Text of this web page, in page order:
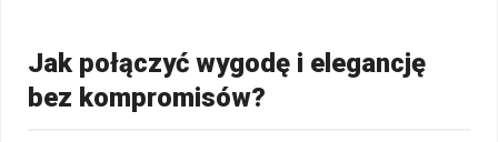
Jak połączyć wygodę i elegancję
bez kompromisów?